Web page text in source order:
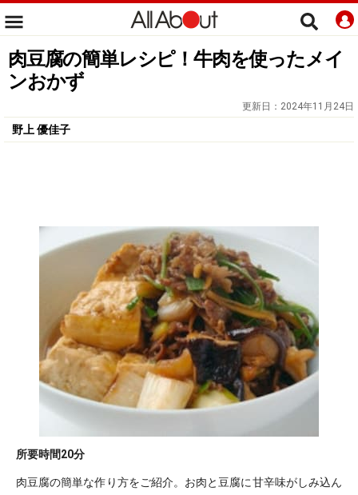
肉豆腐の簡単レシピ！牛肉を使ったメイ
ンおかず
更新日： 2024年11月24日
野上 優佳子
所要時間20分
肉豆腐の簡単な作り方をご紹介。お肉と豆腐に甘辛味がしみ込ん